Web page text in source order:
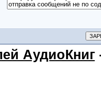
АудиоКниг